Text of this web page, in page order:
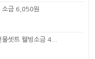
소금 6,050원
셋트 웰빙소금 4...